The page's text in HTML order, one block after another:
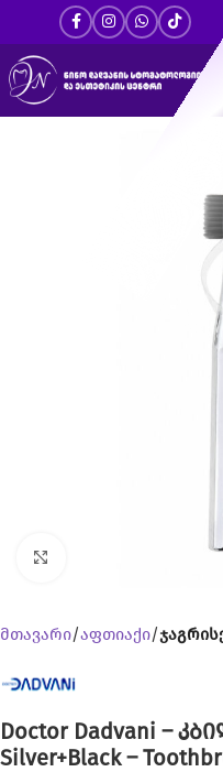
მთავარი აფთიაქი
Doctor Dadvani –
Silver+Black –